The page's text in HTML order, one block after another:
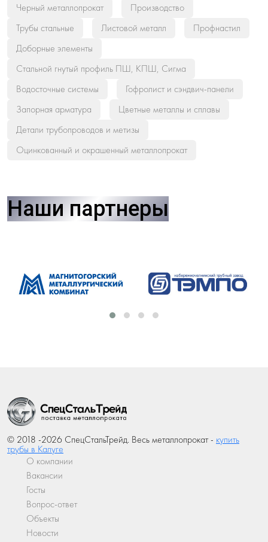
Черный металлопрокат
Производство
Трубы стальные
Листовой металл
Профнастил
Доборные элементы
Стальной гнутый профиль ПШ, КПШ, Сигма
Водосточные системы
Гофролист и сэндвич-панели
Запорная арматура
Цветные металлы и сплавы
Детали трубопроводов и метизы
Оцинкованный и окрашенный металлопрокат
Наши партнеры
© 2018 -2026 СпецСтальТрейд. Весь металлопрокат - купить
трубы в Калуге
О компании
Вакансии
Госты
Вопрос-ответ
Объекты
Новости